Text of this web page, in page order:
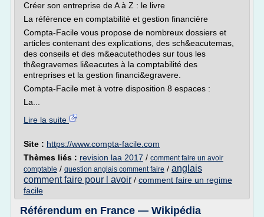
Créer son entreprise de A à Z : le livre
La référence en comptabilité et gestion financière
Compta-Facile vous propose de nombreux dossiers et
articles contenant des explications, des sch&eacutemas,
des conseils et des m&eacutethodes sur tous les
th&egravemes li&eacutes à la comptabilité des
entreprises et la gestion financi&egravere.
Compta-Facile met à votre disposition 8 espaces :
La...
Lire la suite
Site : https://www.compta-facile.com
Thèmes liés : revision laa 2017 / comment faire un avoir
comptable / question anglais comment faire / anglais
comment faire pour l avoir / comment faire un regime
facile
Référendum en France — Wikipédia